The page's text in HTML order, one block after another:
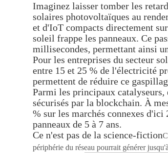
Imaginez laisser tomber les
solaires photovoltaïques au
et d'IoT compacts directement
soleil frappe les panneaux. Ce
millisecondes, permettant ainsi
Pour les entreprises du secteur
entre 15 et 25 % de l'électricité
permettent de réduire ce
Parmi les principaux catalyseurs,
sécurisés par la blockchain. À
% sur les marchés connexes
panneaux de 5 à 7 ans.
Ce n'est pas de la science-fiction
périphérie du réseau pourrait générer